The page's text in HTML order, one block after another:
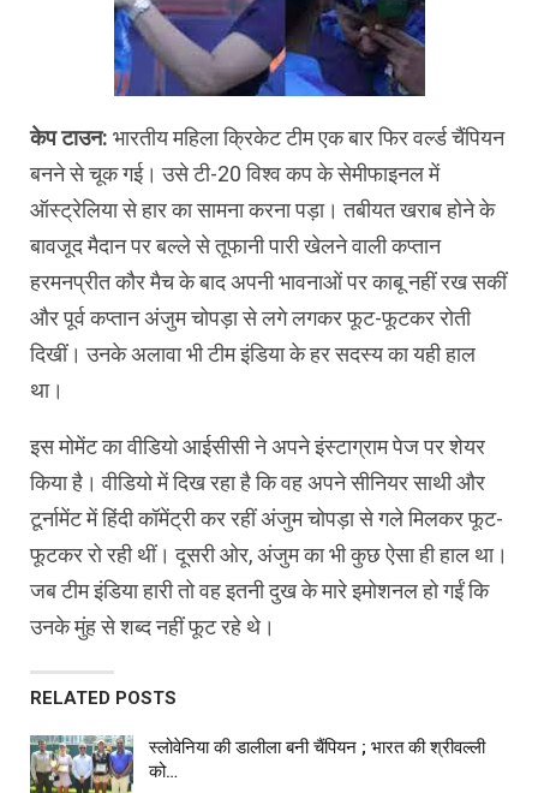
केप टाउन: भारतीय महिला क्रिकेट टीम एक बार फिर वर्ल्ड चैंपियन
बनने से चूक गई। उसे टी-20 विश्व कप के सेमीफाइनल में
ऑस्ट्रेलिया से हार का सामना करना पड़ा। तबीयत खराब होने के
बावजूद मैदान पर बल्ले से तूफानी पारी खेलने वाली कप्तान
हरमनप्रीत कौर मैच के बाद अपनी भावनाओं पर काबू नहीं रख सकीं
और पूर्व कप्तान अंजुम चोपड़ा से लगे लगकर फूट-फूटकर रोती
दिखीं। उनके अलावा भी टीम इंडिया के हर सदस्य का यही हाल
था।
इस मोमेंट का वीडियो आईसीसी ने अपने इंस्टाग्राम पेज पर शेयर
किया है। वीडियो में दिख रहा है कि वह अपने सीनियर साथी और
टूर्नामेंट में हिंदी कॉमेंट्री कर रहीं अंजुम चोपड़ा से गले मिलकर फूट-
फूटकर रो रही थीं। दूसरी ओर, अंजुम का भी कुछ ऐसा ही हाल था।
जब टीम इंडिया हारी तो वह इतनी दुख के मारे इमोशनल हो गईं कि
उनके मुंह से शब्द नहीं फूट रहे थे।
RELATED POSTS
स्लोवेनिया की डालीला बनी चैंपियन ; भारत की श्रीवल्ली
को…